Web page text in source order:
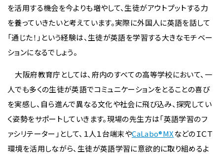
を活用する機会を今よりも増やして、生徒がアウトプットする力
を養っていきたいと考えています。実際に外国人に英語を話して
「通じた！」という経験は、生徒が英語を学習する大きなモチベー
ションになるでしょう。
大阪府教育庁としては、府内のすべての高等学校において、一
人でも多くの生徒が英語でコミュニケーションをとることの喜び
を実感し、自ら進んで異なる文化や社会に飛び込み、探究してい
く姿勢をサポートしていきます。現場の先生方は「英語学習のフ
ァシリテーター」として、１人１台端末やCaLabo®MXなどのＩＣＴ
環境を活用しながら、生徒が英語学習に意欲的に取り組めるよ